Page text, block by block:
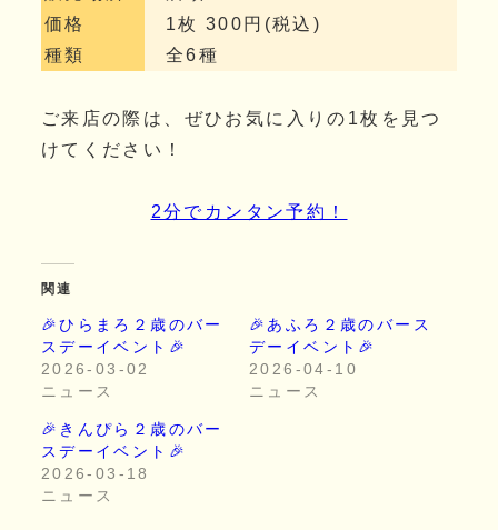
価格
1枚 300円(税込)
種類
全6種
ご来店の際は、ぜひお気に入りの1枚を見つ
けてください！
2分でカンタン予約！
関連
🎉ひらまろ２歳のバー
スデーイベント🎉
2026-03-02
ニュース
🎉あふろ２歳のバース
デーイベント🎉
2026-04-10
ニュース
🎉きんぴら２歳のバー
スデーイベント🎉
2026-03-18
ニュース